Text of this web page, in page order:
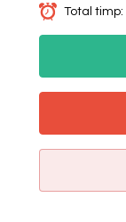
Total timp: